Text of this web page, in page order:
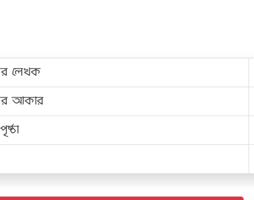
লেখক
আকার